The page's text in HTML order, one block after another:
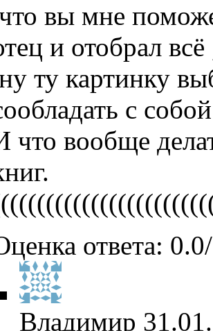
вы мне
и отобрал
ту картинку
с
что вообще
ответа: 0.0/
Владимир